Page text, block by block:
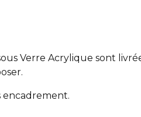
Verre Acrylique sont
encadrement.